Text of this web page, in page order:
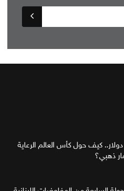
دولار.. كيف حول كأس العالم الرعاية
ذهبي؟